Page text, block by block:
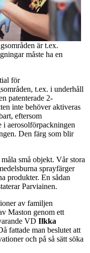
är t.ex.
måste ha en
för
t.ex. i underhåll
patenterade 2-
inte behöver aktiveras
eftersom
i aerosolförpackningen
Den färg som blir
små objekt. Vår stora
sprayfärger
produkter. En sådan
Parviainen.
av familjen
Maston genom ett
VD Ilkka
fattade man beslutet att
och på så sätt söka